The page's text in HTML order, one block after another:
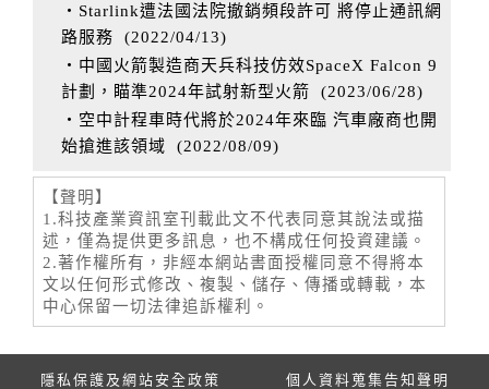
‧Starlink遭法國法院撤銷頻段許可 將停止通訊網
路服務 (2022/04/13)
‧中國火箭製造商天兵科技仿效SpaceX Falcon 9
計劃，瞄準2024年試射新型火箭 (2023/06/28)
‧空中計程車時代將於2024年來臨 汽車廠商也開
始搶進該領域 (2022/08/09)
【聲明】
1.科技產業資訊室刊載此文不代表同意其說法或描
述，僅為提供更多訊息，也不構成任何投資建議。
2.著作權所有，非經本網站書面授權同意不得將本
文以任何形式修改、複製、儲存、傳播或轉載，本
中心保留一切法律追訴權利。
隱私保護及網站安全政策
個人資料蒐集告知聲明